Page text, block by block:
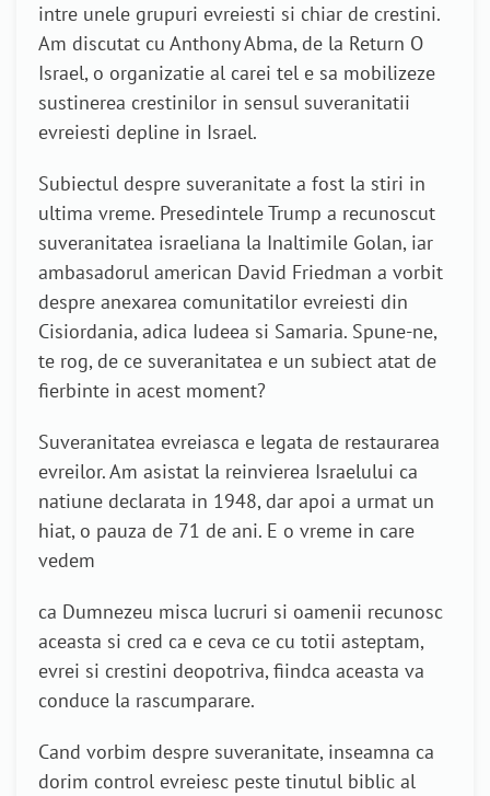
intre unele grupuri evreiesti si chiar de crestini.
Am discutat cu Anthony Abma, de la Return O
Israel, o organizatie al carei tel e sa mobilizeze
sustinerea crestinilor in sensul suveranitatii
evreiesti depline in Israel.
Subiectul despre suveranitate a fost la stiri in
ultima vreme. Presedintele Trump a recunoscut
suveranitatea israeliana la Inaltimile Golan, iar
ambasadorul american David Friedman a vorbit
despre anexarea comunitatilor evreiesti din
Cisiordania, adica Iudeea si Samaria. Spune-ne,
te rog, de ce suveranitatea e un subiect atat de
fierbinte in acest moment?
Suveranitatea evreiasca e legata de restaurarea
evreilor. Am asistat la reinvierea Israelului ca
natiune declarata in 1948, dar apoi a urmat un
hiat, o pauza de 71 de ani. E o vreme in care
vedem
ca Dumnezeu misca lucruri si oamenii recunosc
aceasta si cred ca e ceva ce cu totii asteptam,
evrei si crestini deopotriva, fiindca aceasta va
conduce la rascumparare.
Cand vorbim despre suveranitate, inseamna ca
dorim control evreiesc peste tinutul biblic al